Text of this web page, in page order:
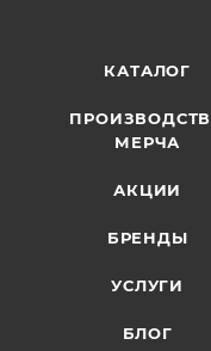
КАТАЛОГ
МЕРЧА
АКЦИИ
БРЕНДЫ
УСЛУГИ
БЛОГ